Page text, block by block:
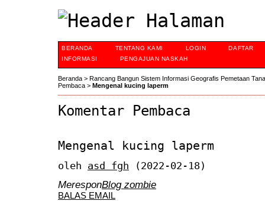
BERANDA TENTANG KAMI LOGIN
DAFTAR
INFORMASI
PENGAJUAN NASKAH
Beranda > Rancang Bangun Sistem Informasi Geografis Pemetaan
Pembaca > Mengenal kucing laperm
Komentar Pembaca
Mengenal kucing laperm
oleh asd fgh (2022-02-18)
MeresponBlog zombie
BALAS EMAIL